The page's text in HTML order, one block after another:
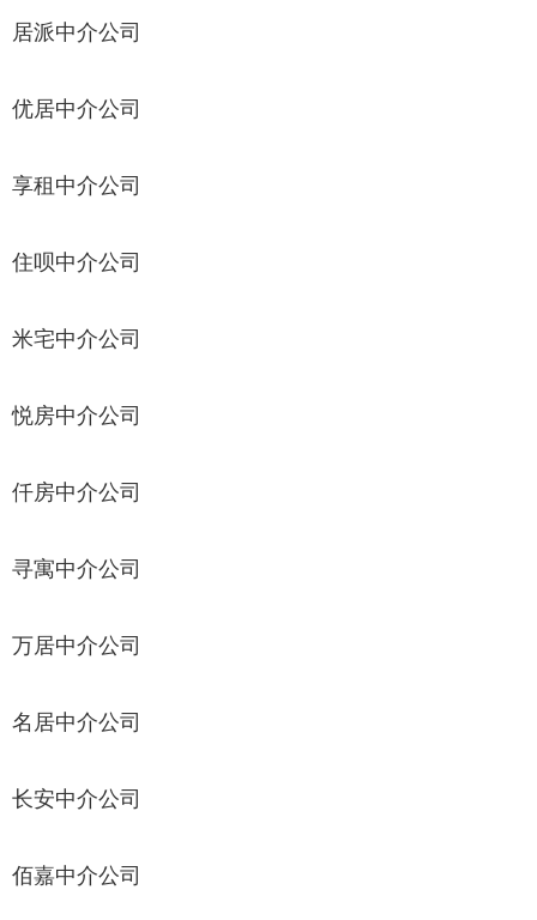
居派中介公司
优居中介公司
享租中介公司
住呗中介公司
米宅中介公司
悦房中介公司
仟房中介公司
寻寓中介公司
万居中介公司
名居中介公司
长安中介公司
佰嘉中介公司